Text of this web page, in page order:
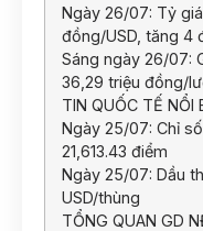
Ngày 26/07: Tỷ
đồng/USD, tăng 4
Sáng ngày 26/07:
36,29 triệu đồng/
TIN QUỐC TẾ NỔI
Ngày 25/07: Chỉ
21,613.43 điểm
Ngày 25/07: Dầu
USD/thùng
TỔNG QUAN GD